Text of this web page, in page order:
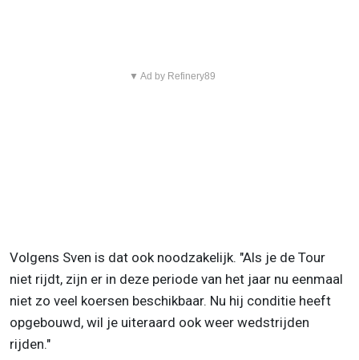
▼ Ad by Refinery89
Volgens Sven is dat ook noodzakelijk. "Als je de Tour
niet rijdt, zijn er in deze periode van het jaar nu eenmaal
niet zo veel koersen beschikbaar. Nu hij conditie heeft
opgebouwd, wil je uiteraard ook weer wedstrijden
rijden."